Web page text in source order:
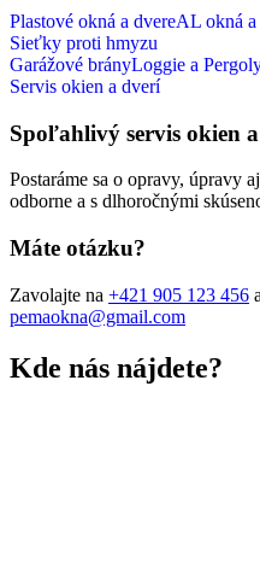
Plastové okná a dvereAL okná a
Sieťky proti hmyzu
Garážové brányLoggie a
Servis okien a dverí
Spoľahlivý servis okien
Postaráme sa o opravy, úpravy
odborne a s dlhoročnými
Máte otázku?
Zavolajte na +421 905 123 456
pemaokna@gmail.com
Kde nás nájdete?